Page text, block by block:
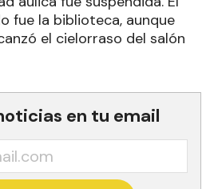
fue la biblioteca, aunque
el cielorraso del salón
en tu email